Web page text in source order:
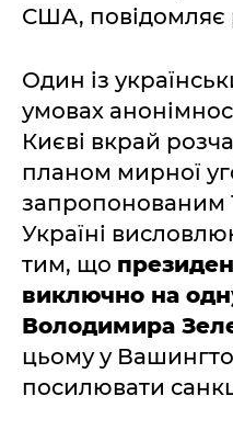
США, повідомляє
Один із
умовах
Києві вкрай
планом мирної
запропонованим
Україні
тим, що
виключно на
Володимира
цьому у
посилювати